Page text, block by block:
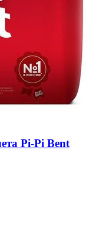
Pi-Pi Bent